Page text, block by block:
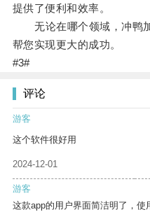
提供了便利和效率。
无论在哪个领域，冲鸭加
帮您实现更大的成功。
#3#
评论
游客
这个软件很好用
2024-12-01
游客
这款app的用户界面简洁明了，